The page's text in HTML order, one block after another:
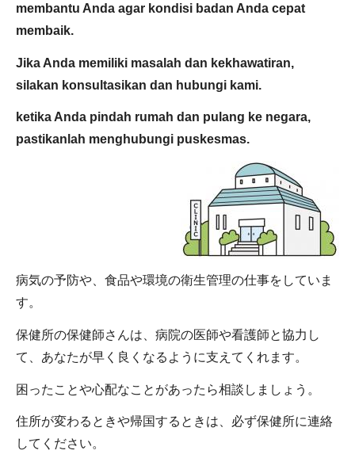
membantu Anda agar kondisi badan Anda cepat
membaik.
Jika Anda memiliki masalah dan kekhawatiran,
silakan konsultasikan dan hubungi kami.
ketika Anda pindah rumah dan pulang ke negara,
pastikanlah menghubungi puskesmas.
病気の予防や、食品や環境の衛生管理の仕事をしていま
す。
保健所の保健師さんは、病院の医師や看護師と協力し
て、あなたが早く良くなるように支えてくれます。
困ったことや心配なことがあったら相談しましょう。
住所が変わるときや帰国するときは、必ず保健所に連絡
してください。